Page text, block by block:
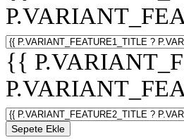
{{
Sepete Ekle